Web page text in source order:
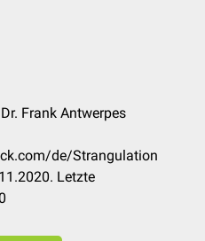
Frank Antwerpes
de/Strangulation
Letzte